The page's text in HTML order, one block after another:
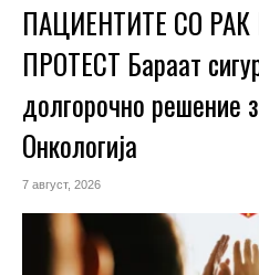
ПАЦИЕНТИТЕ СО
ПРОТЕСТ Бараат
долгорочно решение
Онкологија
7 август, 2026